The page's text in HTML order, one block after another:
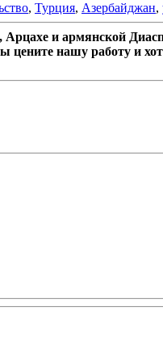
, Турция, Азербайджан,
и армянской
цените нашу работу и